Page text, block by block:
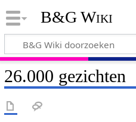
B&G Wiki
26.000 gezichten